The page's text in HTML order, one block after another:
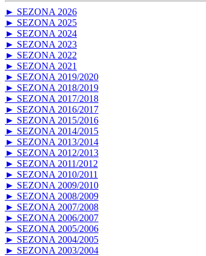
► SEZONA 2026
► SEZONA 2025
► SEZONA 2024
► SEZONA 2023
► SEZONA 2022
► SEZONA 2021
► SEZONA 2019/2020
► SEZONA 2018/2019
► SEZONA 2017/2018
► SEZONA 2016/2017
► SEZONA 2015/2016
► SEZONA 2014/2015
► SEZONA 2013/2014
► SEZONA 2012/2013
► SEZONA 2011/2012
► SEZONA 2010/2011
► SEZONA 2009/2010
► SEZONA 2008/2009
► SEZONA 2007/2008
► SEZONA 2006/2007
► SEZONA 2005/2006
► SEZONA 2004/2005
► SEZONA 2003/2004